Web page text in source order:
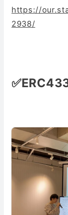
https://
2938/